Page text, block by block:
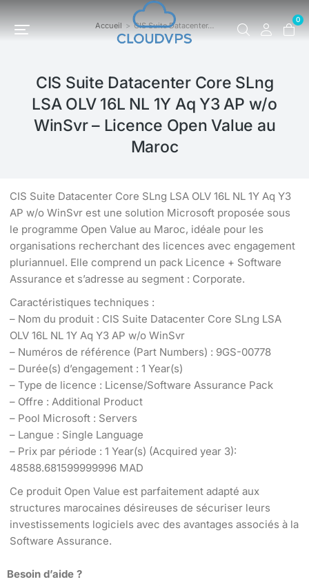
0
Vous êtes ici : Accueil CIS Suite Datacenter…
CIS Suite Datacenter Core SLng
LSA OLV 16L NL 1Y Aq Y3 AP w/o
WinSvr – Licence Open Value au
Maroc
CIS Suite Datacenter Core SLng LSA OLV 16L NL 1Y Aq Y3
AP w/o WinSvr est une solution Microsoft proposée sous
le programme Open Value au Maroc, idéale pour les
organisations recherchant des licences avec engagement
pluriannuel. Elle comprend un pack Licence + Software
Assurance et s’adresse au segment : Corporate.
Caractéristiques techniques :
– Nom du produit : CIS Suite Datacenter Core SLng LSA
OLV 16L NL 1Y Aq Y3 AP w/o WinSvr
– Numéros de référence (Part Numbers) : 9GS-00778
– Durée(s) d’engagement : 1 Year(s)
– Type de licence : License/Software Assurance Pack
– Offre : Additional Product
– Pool Microsoft : Servers
– Langue : Single Language
– Prix par période : 1 Year(s) (Acquired year 3):
48588.681599999996 MAD
Ce produit Open Value est parfaitement adapté aux
structures marocaines désireuses de sécuriser leurs
investissements logiciels avec des avantages associés à la
Software Assurance.
Besoin d’aide ?